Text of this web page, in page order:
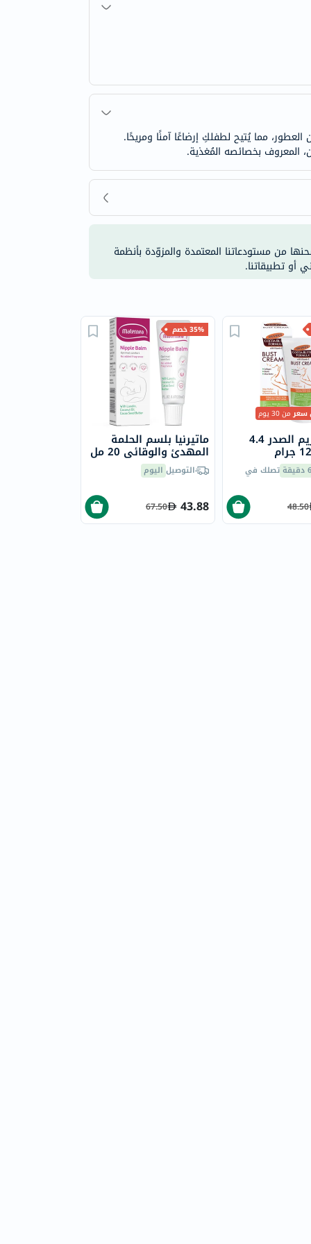
مما يُتيح لطفلكِ إرضاعًا آمنًا ومريحًا.
من مستودعاتنا المعتمدة والمزوّدة بأنظمة
أو تطبيقاتنا.
35% خصم
ماتيرنيا بلسم الحلمة
المهدئ والوقائي 20 مل
التوصيل اليوم
43.88
67.50
سعرمن 30 يوم
بالمرز كريم الصدر 4.4
تصلك في
48.50